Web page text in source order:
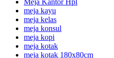
meja kayu
meja kelas
meja konsul
meja kopi
meja kotak
meja kotak 180x80cm